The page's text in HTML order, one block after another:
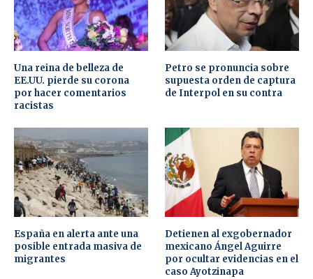
Una reina de belleza de
EE.UU. pierde su corona
por hacer comentarios
racistas
Petro se pronuncia sobre
supuesta orden de captura
de Interpol en su contra
España en alerta ante una
posible entrada masiva de
migrantes
Detienen al exgobernador
mexicano Ángel Aguirre
por ocultar evidencias en el
caso Ayotzinapa